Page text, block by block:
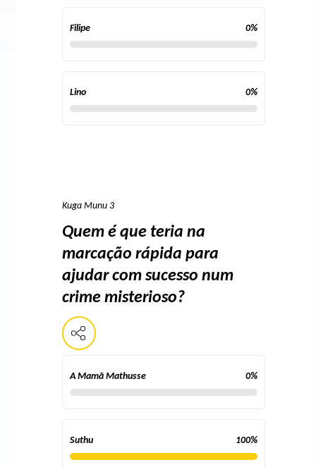
Filipe 0%
Lino 0%
Kuga Munu 3
Quem é que teria na
marcação rápida para
ajudar com sucesso num
crime misterioso?
A Mamã Mathusse 0%
Suthu 100%